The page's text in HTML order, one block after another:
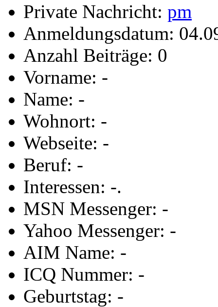
Private Nachricht: pm
Anmeldungsdatum:
Anzahl Beiträge: 0
Vorname: -
Name: -
Wohnort: -
Webseite: -
Beruf: -
Interessen: -.
MSN Messenger: -
Yahoo Messenger: -
AIM Name: -
ICQ Nummer: -
Geburtstag: -